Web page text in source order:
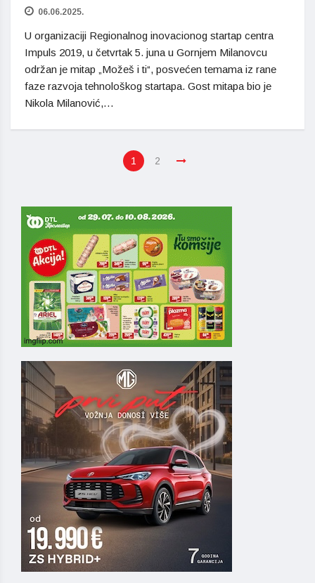
06.06.2025.
U organizaciji Regionalnog inovacionog startap centra
Impuls 2019, u četvrtak 5. juna u Gornjem Milanovcu
održan je mitap „Možeš i ti“, posvećen temama iz rane
faze razvoja tehnološkog startapa. Gost mitapa bio je
Nikola Milanović,…
1 2